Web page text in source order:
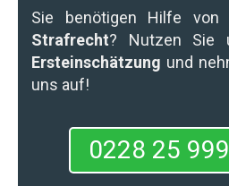
Sie benötigen Hilfe von
Strafrecht? Nutzen Sie
Ersteinschätzung und
uns auf!
0228 25